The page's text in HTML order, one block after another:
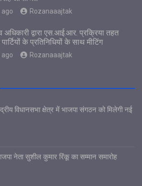
ago Rozanaaajtak
अधिकारी द्वारा एस.आई.आर. प्रक्रिया तहत
के प्रतिनिधियों के साथ मीटिंग
ago Rozanaaajtak
विधानसभा क्षेत्र में भाजपा संगठन को मिलेगी नई
नेता सुशील कुमार रिंकू का सम्मान समारोह